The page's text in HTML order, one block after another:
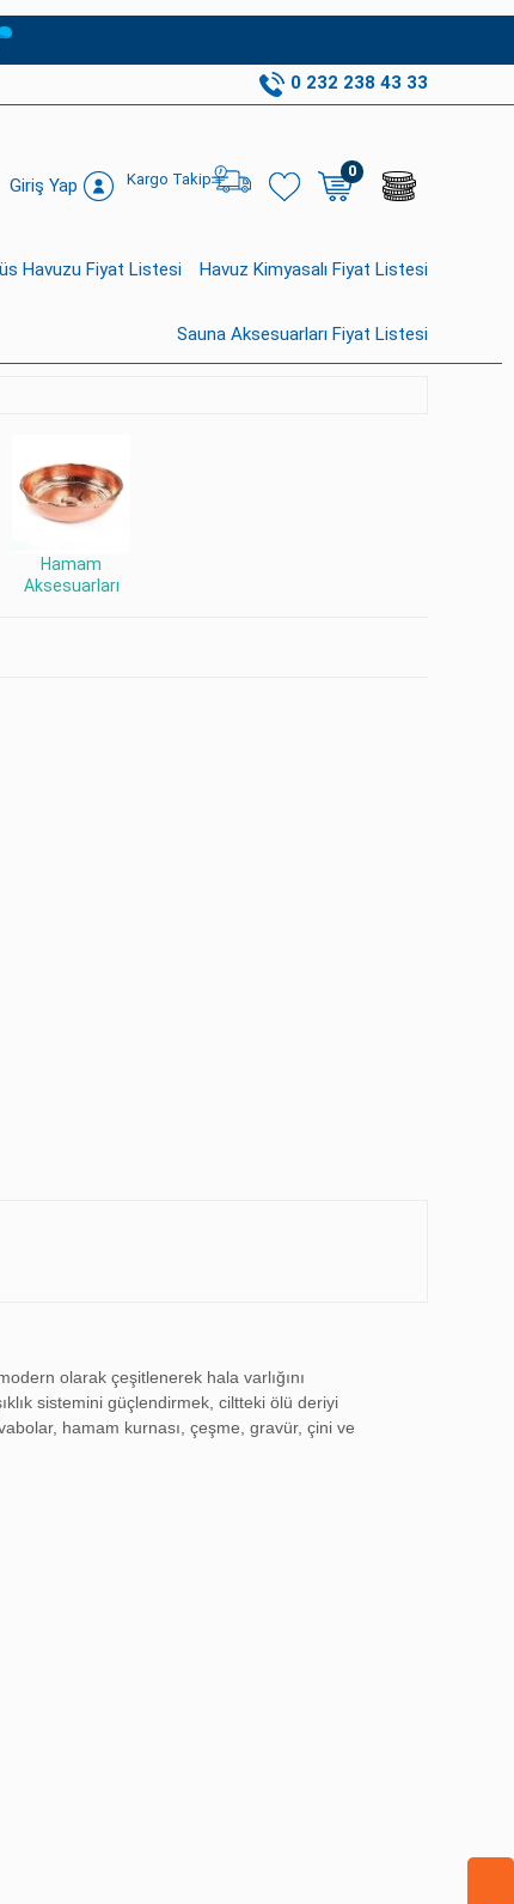
0 232 238 43 33
0
Kargo Takip
Giriş Yap
Havuz Kimyasalı Fiyat Listesi
Havuzu Fiyat Listesi
Sauna Aksesuarları Fiyat Listesi
Hamam
Aksesuarları
olarak çeşitlenerek hala varlığını
sistemini güçlendirmek, ciltteki ölü deriyi
hamam kurnası, çeşme, gravür, çini ve